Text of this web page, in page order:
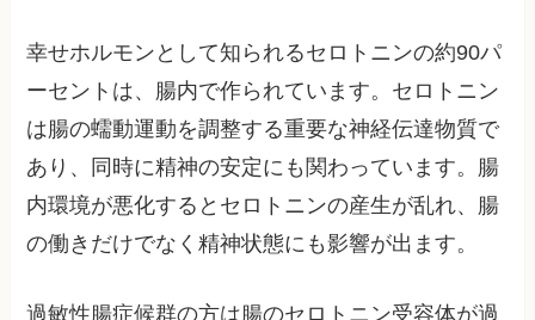
幸せホルモンとして知られるセロトニンの約90パ
ーセントは、腸内で作られています。セロトニン
は腸の蠕動運動を調整する重要な神経伝達物質で
あり、同時に精神の安定にも関わっています。腸
内環境が悪化するとセロトニンの産生が乱れ、腸
の働きだけでなく精神状態にも影響が出ます。
過敏性腸症候群の方は腸のセロトニン受容体が過